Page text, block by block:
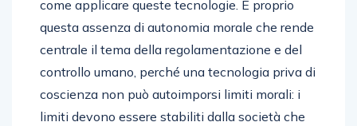
come applicare queste tecnologie. È proprio
questa assenza di autonomia morale che rende
centrale il tema della regolamentazione e del
controllo umano, perché una tecnologia priva di
coscienza non può autoimporsi limiti morali: i
limiti devono essere stabiliti dalla società che